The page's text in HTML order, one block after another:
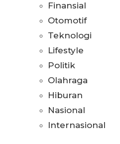
Finansial
Otomotif
Teknologi
Lifestyle
Politik
Olahraga
Hiburan
Nasional
Internasional